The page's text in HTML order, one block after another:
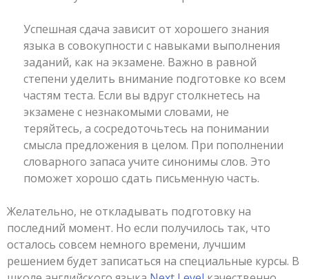
Успешная сдача зависит от хорошего знания
языка в совокупности с навыками выполнения
заданий, как на экзамене. Важно в равной
степени уделить внимание подготовке ко всем
частям теста. Если вы вдруг столкнетесь на
экзамене с незнакомыми словами, не
теряйтесь, а сосредоточьтесь на понимании
смысла предложения в целом. При пополнении
словарного запаса учите синонимы слов. Это
поможет хорошо сдать письменную часть.
Желательно, не откладывать подготовку на
последний момент. Но если получилось так, что
осталось совсем немного времени, лучшим
решением будет записаться на специальные курсы. В